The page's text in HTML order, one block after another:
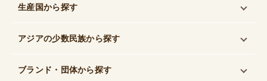
生産国から探す
アジアの少数民族から探す
ブランド・団体から探す